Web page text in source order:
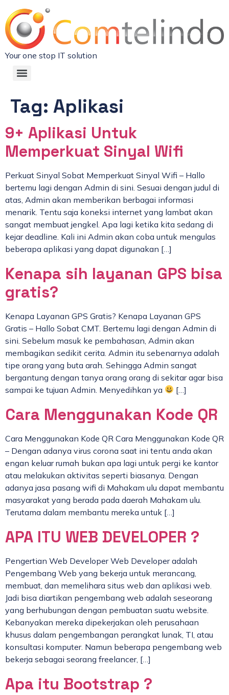
Your one stop IT solution
Tag: Aplikasi
9+ Aplikasi Untuk
Memperkuat Sinyal Wifi
Perkuat Sinyal Sobat Memperkuat Sinyal Wifi – Hallo
bertemu lagi dengan Admin di sini. Sesuai dengan judul di
atas, Admin akan memberikan berbagai informasi
menarik. Tentu saja koneksi internet yang lambat akan
sangat membuat jengkel. Apa lagi ketika kita sedang di
kejar deadline. Kali ini Admin akan coba untuk mengulas
beberapa aplikasi yang dapat digunakan […]
Kenapa sih layanan GPS bisa
gratis?
Kenapa Layanan GPS Gratis? Kenapa Layanan GPS
Gratis – Hallo Sobat CMT. Bertemu lagi dengan Admin di
sini. Sebelum masuk ke pembahasan, Admin akan
membagikan sedikit cerita. Admin itu sebenarnya adalah
tipe orang yang buta arah. Sehingga Admin sangat
bergantung dengan tanya orang orang di sekitar agar bisa
sampai ke tujuan Admin. Menyedihkan ya
[…]
Cara Menggunakan Kode QR
Cara Menggunakan Kode QR Cara Menggunakan Kode QR
– Dengan adanya virus corona saat ini tentu anda akan
engan keluar rumah bukan apa lagi untuk pergi ke kantor
atau melakukan aktivitas seperti biasanya. Dengan
adanya jasa pasang wifi di Mahakam ulu dapat membantu
masyarakat yang berada pada daerah Mahakam ulu.
Terutama dalam membantu mereka untuk […]
APA ITU WEB DEVELOPER ?
Pengertian Web Developer Web Developer adalah
Pengembang Web yang bekerja untuk merancang,
membuat, dan memelihara situs web dan aplikasi web.
Jadi bisa diartikan pengembang web adalah seseorang
yang berhubungan dengan pembuatan suatu website.
Kebanyakan mereka dipekerjakan oleh perusahaan
khusus dalam pengembangan perangkat lunak, TI, atau
konsultasi komputer. Namun beberapa pengembang web
bekerja sebagai seorang freelancer, […]
Apa itu Bootstrap ?